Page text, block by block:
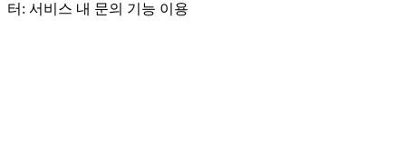
터: 서비스 내 문의 기능 이용